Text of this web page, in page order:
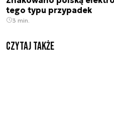
tego typu przypadek
3 min.
Czytaj także